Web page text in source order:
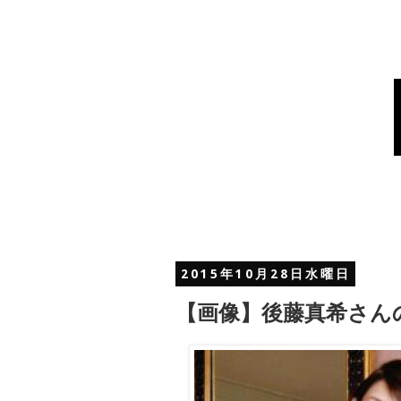
2015年10月28日水曜日
【画像】後藤真希さ